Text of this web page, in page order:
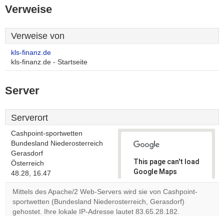
Verweise
Verweise von
kls-finanz.de
kls-finanz.de - Startseite
Server
Serverort
Cashpoint-sportwetten
Bundesland Niederosterreich
Gerasdorf
Österreich
48.28, 16.47
This page can't load
Google Maps
correctly.
Do you
own this
Mittels des Apache/2 Web-Servers wird sie von Cashpoint-
sportwetten (Bundesland Niederosterreich, Gerasdorf)
gehostet. Ihre lokale IP-Adresse lautet 83.65.28.182.